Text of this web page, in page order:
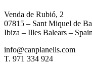
Venda de Rubió, 2
07815 – Sant Miquel de
Ibiza – Illes Balears –
info@canplanells.com
T. 971 334 924